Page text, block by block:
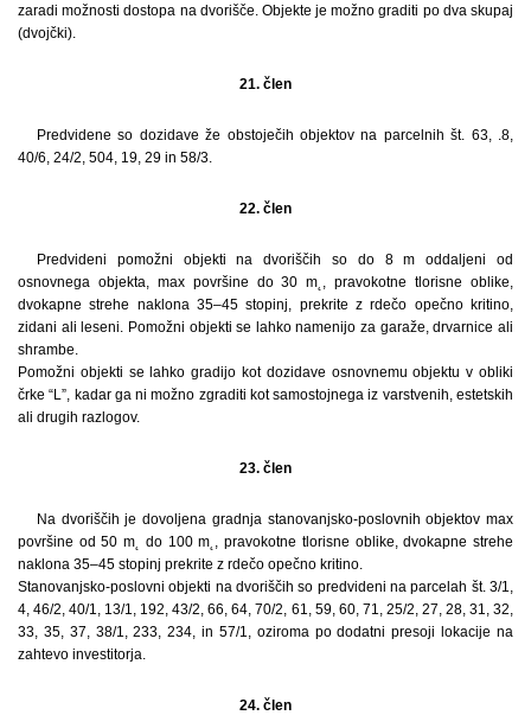
zaradi možnosti dostopa na dvorišče. Objekte je možno graditi po dva skupaj
(dvojčki).
21. člen
Predvidene so dozidave že obstoječih objektov na parcelnih št. 63, .8,
40/6, 24/2, 504, 19, 29 in 58/3.
22. člen
Predvideni pomožni objekti na dvoriščih so do 8 m oddaljeni od
osnovnega objekta, max površine do 30 m˛, pravokotne tlorisne oblike,
dvokapne strehe naklona 35–45 stopinj, prekrite z rdečo opečno kritino,
zidani ali leseni. Pomožni objekti se lahko namenijo za garaže, drvarnice ali
shrambe.
Pomožni objekti se lahko gradijo kot dozidave osnovnemu objektu v obliki
črke “L”, kadar ga ni možno zgraditi kot samostojnega iz varstvenih, estetskih
ali drugih razlogov.
23. člen
Na dvoriščih je dovoljena gradnja stanovanjsko-poslovnih objektov max
površine od 50 m˛ do 100 m˛, pravokotne tlorisne oblike, dvokapne strehe
naklona 35–45 stopinj prekrite z rdečo opečno kritino.
Stanovanjsko-poslovni objekti na dvoriščih so predvideni na parcelah št. 3/1,
4, 46/2, 40/1, 13/1, 192, 43/2, 66, 64, 70/2, 61, 59, 60, 71, 25/2, 27, 28, 31, 32,
33, 35, 37, 38/1, 233, 234, in 57/1, oziroma po dodatni presoji lokacije na
zahtevo investitorja.
24. člen